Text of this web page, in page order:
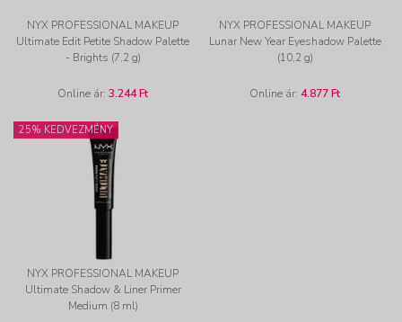
NYX PROFESSIONAL MAKEUP
Ultimate Edit Petite Shadow Palette
- Brights (7,2 g)
Online ár: 3.244 Ft
NYX PROFESSIONAL MAKEUP
Lunar New Year Eyeshadow Palette
(10,2 g)
Online ár: 4.877 Ft
25% KEDVEZMÉNY
NYX PROFESSIONAL MAKEUP
Ultimate Shadow & Liner Primer
Medium (8 ml)